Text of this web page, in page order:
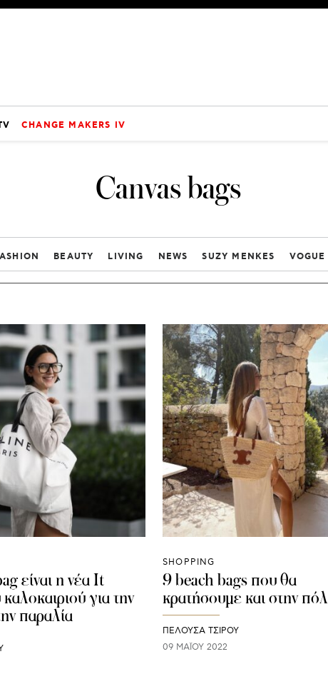
CHANGE MAKERS IV
Canvas bags
BEAUTY LIVING NEWS SUZY MENKES
είναι η νέα It
για την
παραλία
SHOPPING
9 beach bags που θα
κρατήσουμε και στην
ΠΕΛΟΥΣΑ ΤΣΙΡΟΥ
09 ΜΑΪ́ΟΥ 2022